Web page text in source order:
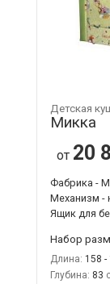
Детская
Микка
от 20
Фабрика -
Механизм -
Ящик для
Набор
Длина: 158 -
Глубина: 83